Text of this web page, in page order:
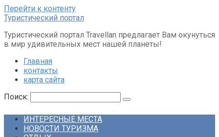
Перейти к контенту
Туристический портал
Туристический портал Travellan предлагает Вам окунуться
в мир удивительных мест нашей планеты!
Главная
контакты
карта сайта
Поиск:
ИНТЕРЕСНЫЕ МЕСТА
НОВОСТИ ТУРИЗМА